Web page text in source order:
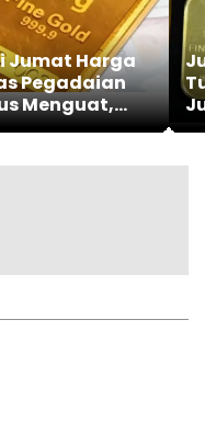
Jumat Harga
Pegadaian
Menguat,
dan Galeri24